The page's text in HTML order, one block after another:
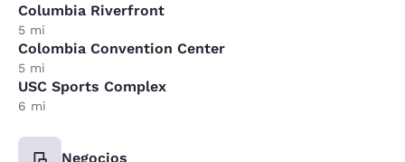
Columbia Riverfront
5 mi
Colombia Convention Center
5 mi
USC Sports Complex
6 mi
Negocios